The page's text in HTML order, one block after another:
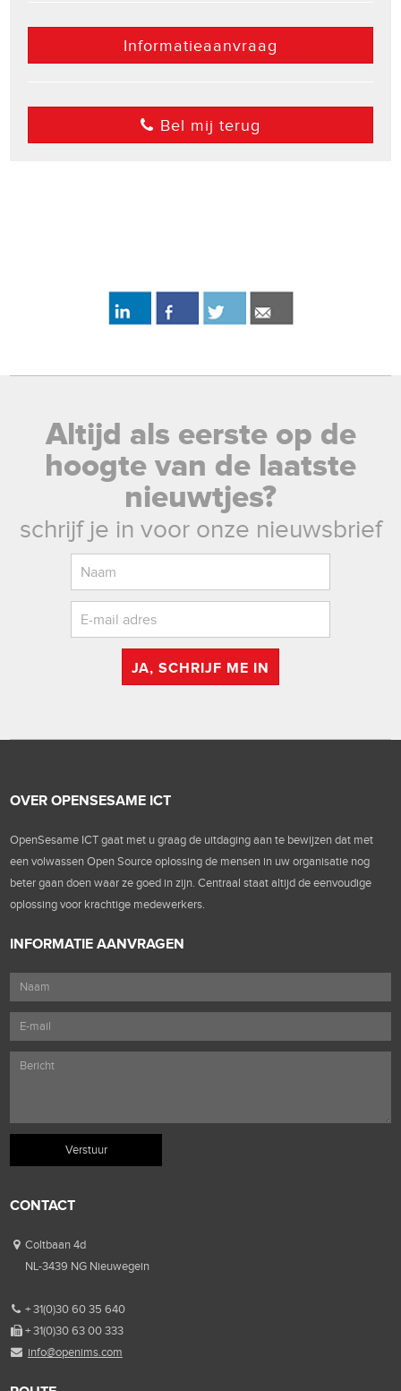
Informatieaanvraag
Bel mij terug
Altijd als eerste op de
hoogte van de laatste
nieuwtjes?
schrijf je in voor onze nieuwsbrief
JA, SCHRIJF ME IN
OVER OPENSESAME ICT
OpenSesame ICT gaat met u graag de uitdaging aan te bewijzen dat met
een volwassen Open Source oplossing de mensen in uw organisatie nog
beter gaan doen waar ze goed in zijn. Centraal staat altijd de eenvoudige
oplossing voor krachtige medewerkers.
INFORMATIE AANVRAGEN
CONTACT
Coltbaan 4d
NL-3439 NG Nieuwegein
+ 31(0)30 60 35 640
+ 31(0)30 63 00 333
info@openims.com